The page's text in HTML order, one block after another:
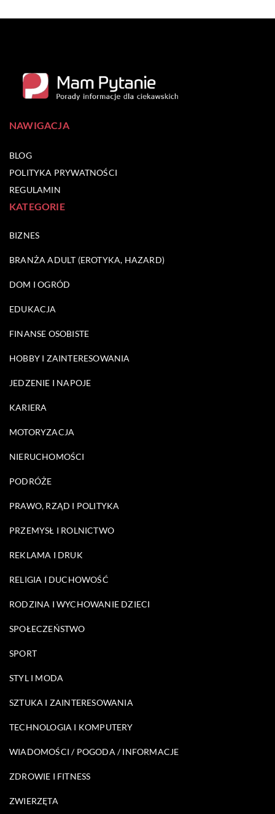
NAWIGACJA
BLOG
POLITYKA PRYWATNOŚCI
REGULAMIN
KATEGORIE
BIZNES
BRANŻA ADULT (EROTYKA, HAZARD)
DOM I OGRÓD
EDUKACJA
FINANSE OSOBISTE
HOBBY I ZAINTERESOWANIA
JEDZENIE I NAPOJE
KARIERA
MOTORYZACJA
NIERUCHOMOŚCI
PODRÓŻE
PRAWO, RZĄD I POLITYKA
PRZEMYSŁ I ROLNICTWO
REKLAMA I DRUK
RELIGIA I DUCHOWOŚĆ
RODZINA I WYCHOWANIE DZIECI
SPOŁECZEŃSTWO
SPORT
STYL I MODA
SZTUKA I ZAINTERESOWANIA
TECHNOLOGIA I KOMPUTERY
WIADOMOŚCI / POGODA / INFORMACJE
ZDROWIE I FITNESS
ZWIERZĘTA